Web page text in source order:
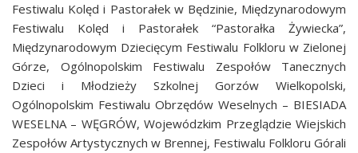
Festiwalu Kolęd i Pastorałek w Będzinie, Międzynarodowym
Festiwalu Kolęd i Pastorałek “Pastorałka Żywiecka”,
Międzynarodowym Dziecięcym Festiwalu Folkloru w Zielonej
Górze, Ogólnopolskim Festiwalu Zespołów Tanecznych
Dzieci i Młodzieży Szkolnej Gorzów Wielkopolski,
Ogólnopolskim Festiwalu Obrzędów Weselnych – BIESIADA
WESELNA – WĘGRÓW, Wojewódzkim Przeglądzie Wiejskich
Zespołów Artystycznych w Brennej, Festiwalu Folkloru Górali